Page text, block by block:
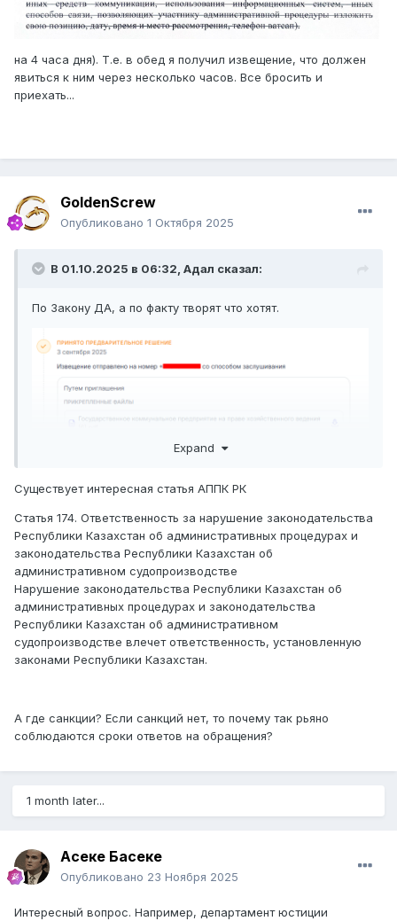
на 4 часа дня). Т.е. в обед я получил извещение, что должен
явиться к ним через несколько часов. Все бросить и
приехать...
GoldenScrew
Опубликовано 1 Октября 2025
В 01.10.2025 в 06:32, Адал сказал:
По Закону ДА, а по факту творят что хотят.
3 сентября отправили на телефон извещение, ближе к
обеду
на 4 часа дня). Т.е. в обед я получил извещение, что
Expand
Существует интересная статья АППК РК
Статья 174. Ответственность за нарушение законодательства
Республики Казахстан об административных процедурах и
законодательства Республики Казахстан об
административном судопроизводстве
Нарушение законодательства Республики Казахстан об
административных процедурах и законодательства
Республики Казахстан об административном
судопроизводстве влечет ответственность, установленную
законами Республики Казахстан.
А где санкции? Если санкций нет, то почему так рьяно
соблюдаются сроки ответов на обращения?
1 month later...
Асеке Басеке
Опубликовано 23 Ноября 2025
Интересный вопрос. Например, департамент юстиции